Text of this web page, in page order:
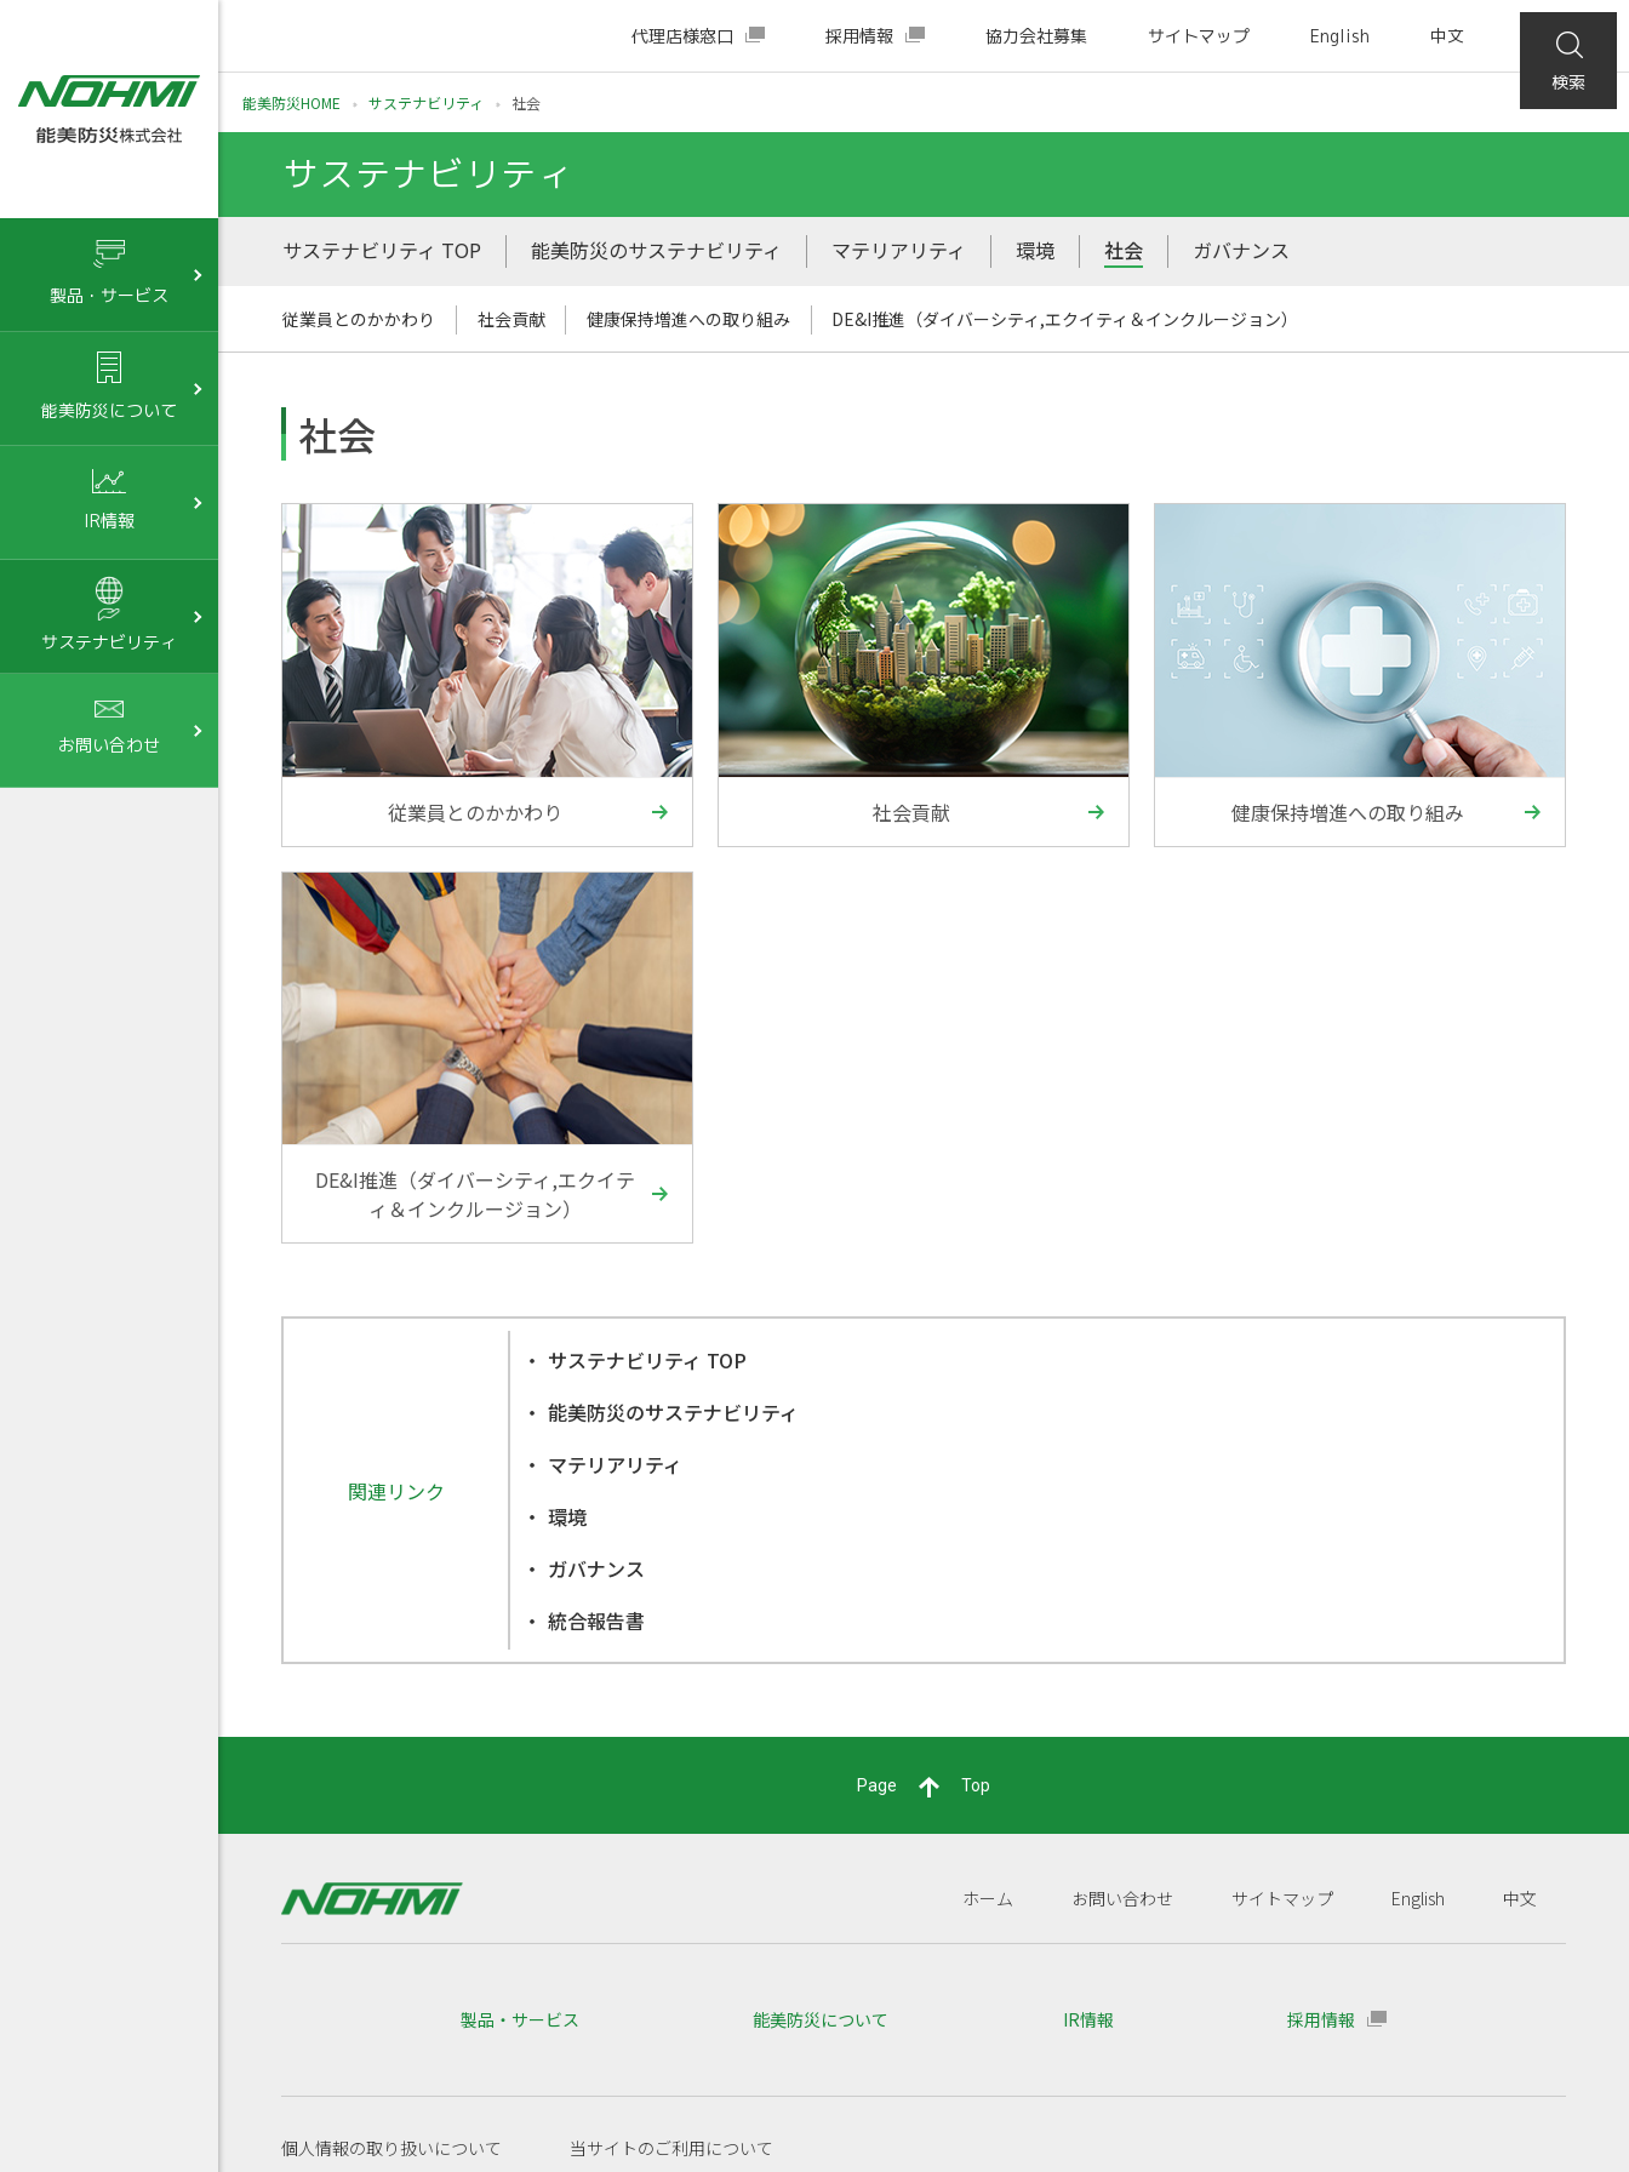
代理店様窓口 採用情報 協力会社募集 サイトマップ English
中文
検索
製品・サービス
能美防災について
IR情報
サステナビリティ
お問い合わせ
能美防災HOME サステナビリティ 社会
サステナビリティ
サステナビリティ TOP 能美防災のサステナビリティ マテリアリティ 環境 社会 ガバナンス
従業員とのかかわり 社会貢献 健康保持増進への取り組み DE&I推進（ダイバーシティ,エクイティ＆インクルージョン）
社会
従業員とのかかわり 社会貢献 健康保持増進への取り組み
DE&I推進（ダイバーシティ,エクイテ
ィ＆インクルージョン）
関連リンク
サステナビリティ TOP
能美防災のサステナビリティ
マテリアリティ
環境
ガバナンス
統合報告書
Page Top
ホーム お問い合わせ サイトマップ English 中文
製品・サービス 能美防災について IR情報 採用情報
個人情報の取り扱いについて 当サイトのご利用について